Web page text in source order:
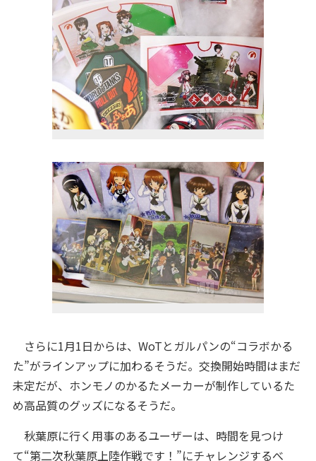
さらに1月1日からは、WoTとガルパンの“コラボかる
た”がラインアップに加わるそうだ。交換開始時間はまだ
未定だが、ホンモノのかるたメーカーが制作しているた
め高品質のグッズになるそうだ。
秋葉原に行く用事のあるユーザーは、時間を見つけ
て“第二次秋葉原上陸作戦です！”にチャレンジするべ